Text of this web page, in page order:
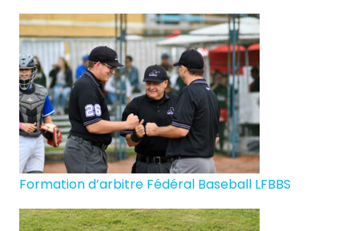
Formation d’arbitre Fédéral Baseball LFBBS